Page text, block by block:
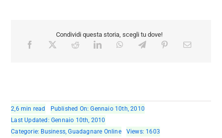
Condividi questa storia, scegli tu dove!
2,6 min read
Published On: Gennaio 10th, 2010
Last Updated: Gennaio 10th, 2010
Categorie: Business ,Guadagnare Online Views: 1603